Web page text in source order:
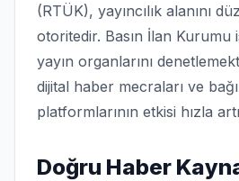
(RTÜK), yayıncılık alanını
otoritedir. Basın İlan Kurumu
yayın organlarını
dijital haber mecraları ve
platformlarının etkisi hızla
Doğru Haber